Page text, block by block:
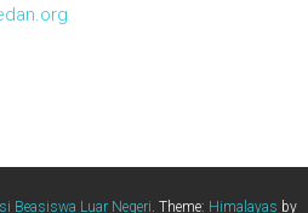
Beasiswa Luar Negeri. Theme: Himalayas by